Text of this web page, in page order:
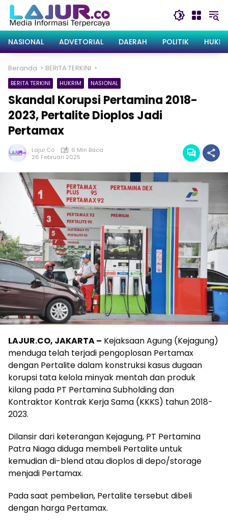
Langsung
konten
NASIONAL
ADVETORIAL DAERAH POLITIK
Beranda BERITA TERKINI
BERITA TERKINI HUKRIM NASIONAL
Skandal Korupsi Pertamina 2018-
2023, Pertalite Dioplos Jadi
Pertamax
Lajur.co
6 Min Baca
26 Februari 2025
LAJUR.CO, JAKARTA – Kejaksaan Agung (Kejagung)
menduga telah terjadi pengoplosan Pertamax
dengan Pertalite dalam konstruksi kasus dugaan
korupsi tata kelola minyak mentah dan produk
kilang pada PT Pertamina Subholding dan
Kontraktor Kontrak Kerja Sama (KKKS) tahun 2018-
2023.
Dilansir dari keterangan Kejagung, PT Pertamina
Patra Niaga diduga membeli Pertalite untuk
kemudian di-blend atau dioplos di depo/storage
menjadi Pertamax.
Pada saat pembelian, Pertalite tersebut dibeli
dengan harga Pertamax.